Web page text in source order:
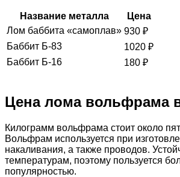
Название металла
Цена
Лом баббита «самоплав» 930 ₽
Баббит Б-83
1020 ₽
Баббит Б-16
180 ₽
Цена лома вольфрама
Килограмм вольфрама стоит около
Вольфрам используется при
накаливания, а также проводов.
температурам, поэтому пользуется
популярностью.